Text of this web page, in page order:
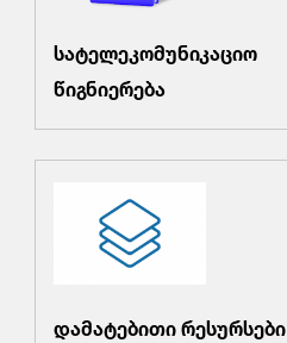
სატელეკომუნიკაციო
წიგნიერება
დამატებითი რესურსები